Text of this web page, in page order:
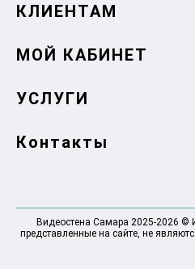
КЛИЕНТАМ
МОЙ КАБИНЕТ
УСЛУГИ
Контакты
Видеостена Самара 2025-2026 ©
представленные на сайте, не